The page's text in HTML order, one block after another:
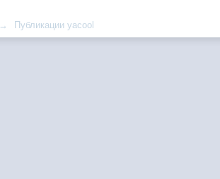
→ Публикации yacool